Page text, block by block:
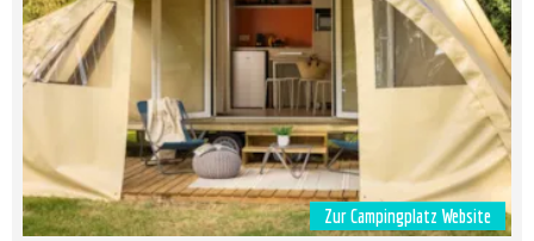
Zur Campingplatz Website